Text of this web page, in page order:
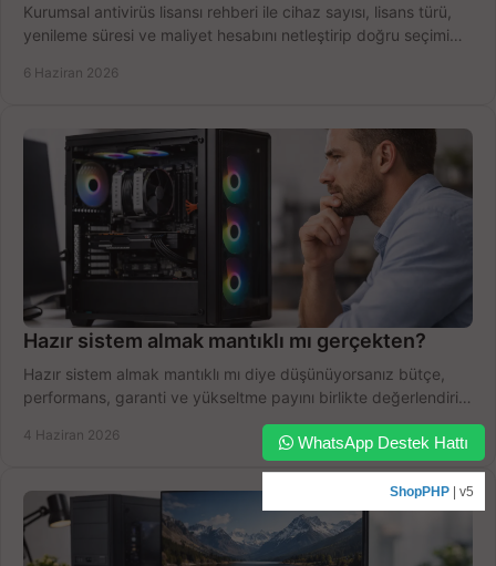
Kurumsal antivirüs lisansı rehberi ile cihaz sayısı, lisans türü,
yenileme süresi ve maliyet hesabını netleştirip doğru seçimi
6 Haziran 2026
Hazır sistem almak mantıklı mı gerçekten?
Hazır sistem almak mantıklı mı diye düşünüyorsanız bütçe,
performans, garanti ve yükseltme payını birlikte değerlendirin,
4 Haziran 2026 WhatsApp Destek Hattı
ShopPHP | v5